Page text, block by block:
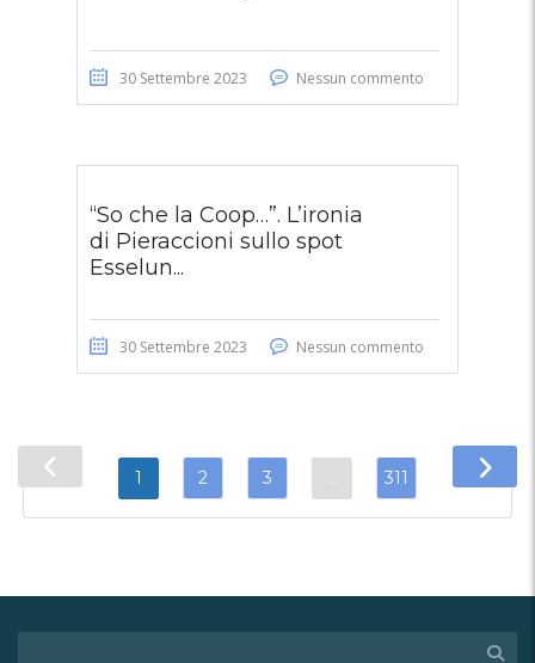
30 Settembre 2023 Nessun commento
“So che la Coop…”. L’ironia
di Pieraccioni sullo spot
Esselun...
30 Settembre 2023 Nessun commento
1 2 3 … 311